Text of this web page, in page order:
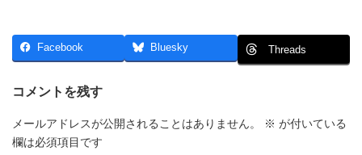
c
e
b
o
o
st
o
d
o
n
ail
Facebook Bluesky Threads
コメントを残す
メールアドレスが公開されることはありません。 ※ が付いている
欄は必須項目です